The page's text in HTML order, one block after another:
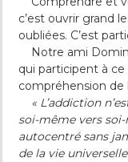
c’est ouvrir grand
oubliées. C’est
Notre ami
qui participent à ce
compréhension de
« L’addiction
soi-même vers soi-
autocentré sans
de la vie